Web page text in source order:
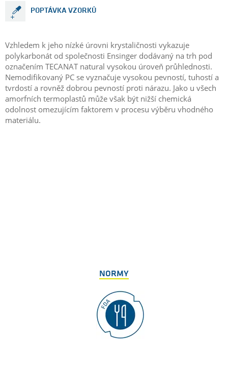
POPTÁVKA VZORKŮ
Vzhledem k jeho nízké úrovni krystaličnosti vykazuje
polykarbonát od společnosti Ensinger dodávaný na trh pod
označením TECANAT natural vysokou úroveň průhlednosti.
Nemodifikovaný PC se vyznačuje vysokou pevností, tuhostí a
tvrdostí a rovněž dobrou pevností proti nárazu. Jako u všech
amorfních termoplastů může však být nižší chemická
odolnost omezujícím faktorem v procesu výběru vhodného
materiálu.
NORMY